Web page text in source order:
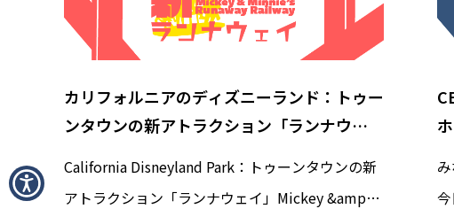
ソルバング（Solvang）観光｜アンデル
2026.07.28
【Oceanside観
王道フィッシュ
2026.07.20
カリフォルニアのディズニーランド：トゥー
ンタウンの新アトラクション「ランナウェ
California Disneyland Park：トゥーンタウンの新
アトラクション「ランナウェイ」Mickey &amp;